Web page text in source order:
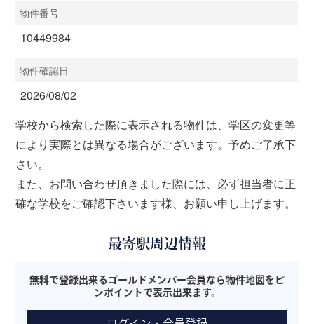
物件番号
10449984
物件確認日
2026/08/02
学校から検索した際に表示される物件は、学区の変更等
により実際とは異なる場合がございます。予めご了承下
さい。
また、お問い合わせ頂きました際には、必ず担当者に正
確な学校をご確認下さいます様、お願い申し上げます。
最寄駅周辺情報
無料で登録出来るゴールドメンバー会員なら物件地図をピ
ンポイントで表示出来ます。